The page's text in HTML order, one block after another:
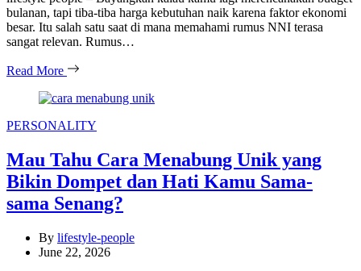
bulanan, tapi tiba-tiba harga kebutuhan naik karena faktor ekonomi
besar. Itu salah satu saat di mana memahami rumus NNI terasa
sangat relevan. Rumus…
Read More
Categories
PERSONALITY
Mau Tahu Cara Menabung Unik yang
Bikin Dompet dan Hati Kamu Sama-
sama Senang?
By lifestyle-people
June 22, 2026